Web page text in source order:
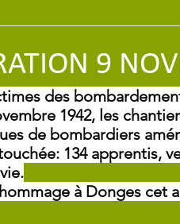
9
des
1942, les
de bombardiers
134 apprentis,
à Donges cet